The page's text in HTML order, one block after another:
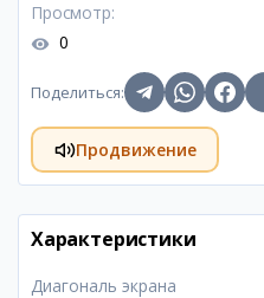
Просмотр:
0
Поделиться:
Продвижение
Характеристики
Диагональ экрана